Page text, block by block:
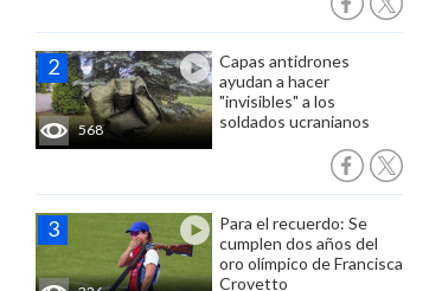
568
Capas antidrones
ayudan a hacer
"invisibles" a los
soldados ucranianos
Para el recuerdo: Se
cumplen dos años del
oro olímpico de Francisca
Crovetto